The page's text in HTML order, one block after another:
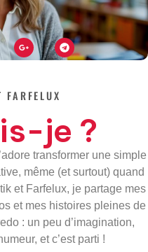
G
o
o
g
p
s
-
T
e
l
e
FARFELUX
je ?
transformer une simple
même (et surtout) quand
et Farfelux, je partage mes
et mes histoires pleines de
: un peu d’imagination,
et c’est parti !